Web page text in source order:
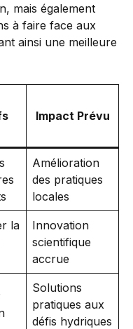
mais également
à faire face aux
ainsi une meilleure
Impact Prévu
Amélioration
des pratiques
locales
la
Innovation
scientifique
accrue
Solutions
pratiques aux
défis hydriques